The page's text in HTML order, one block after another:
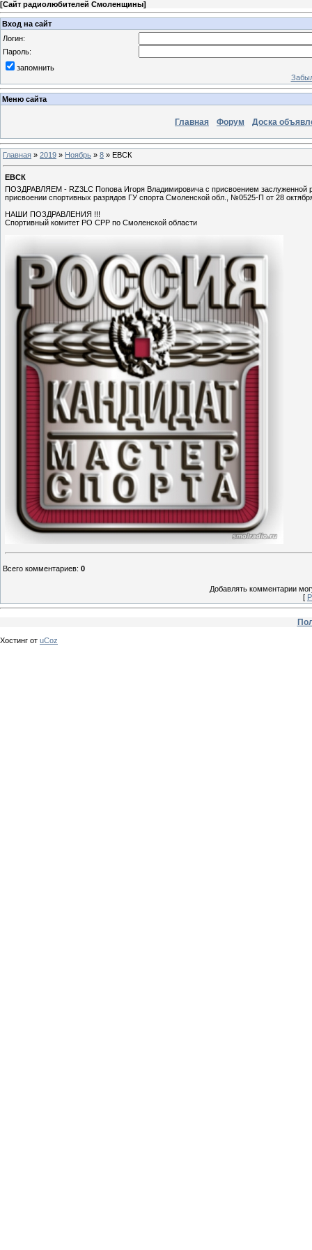
[Сайт радиолюбителей Смоленщины]
Вход на сайт
Логин:
Пароль:
запомнить
Меню сайта
Главная Форум Доска
Главная » 2019 » Ноябрь » 8 » ЕВСК
ЕВСК
ПОЗДРАВЛЯЕМ - RZ3LC Попова Игоря Владимировича с присвоением
присвоении спортивных разрядов ГУ спорта Смоленской обл., №0525-П от 28
НАШИ ПОЗДРАВЛЕНИЯ !!!
Спортивный комитет РО СРР по Смоленской области
Всего комментариев: 0
Добавлять комментарии
[
Хостинг от uCoz